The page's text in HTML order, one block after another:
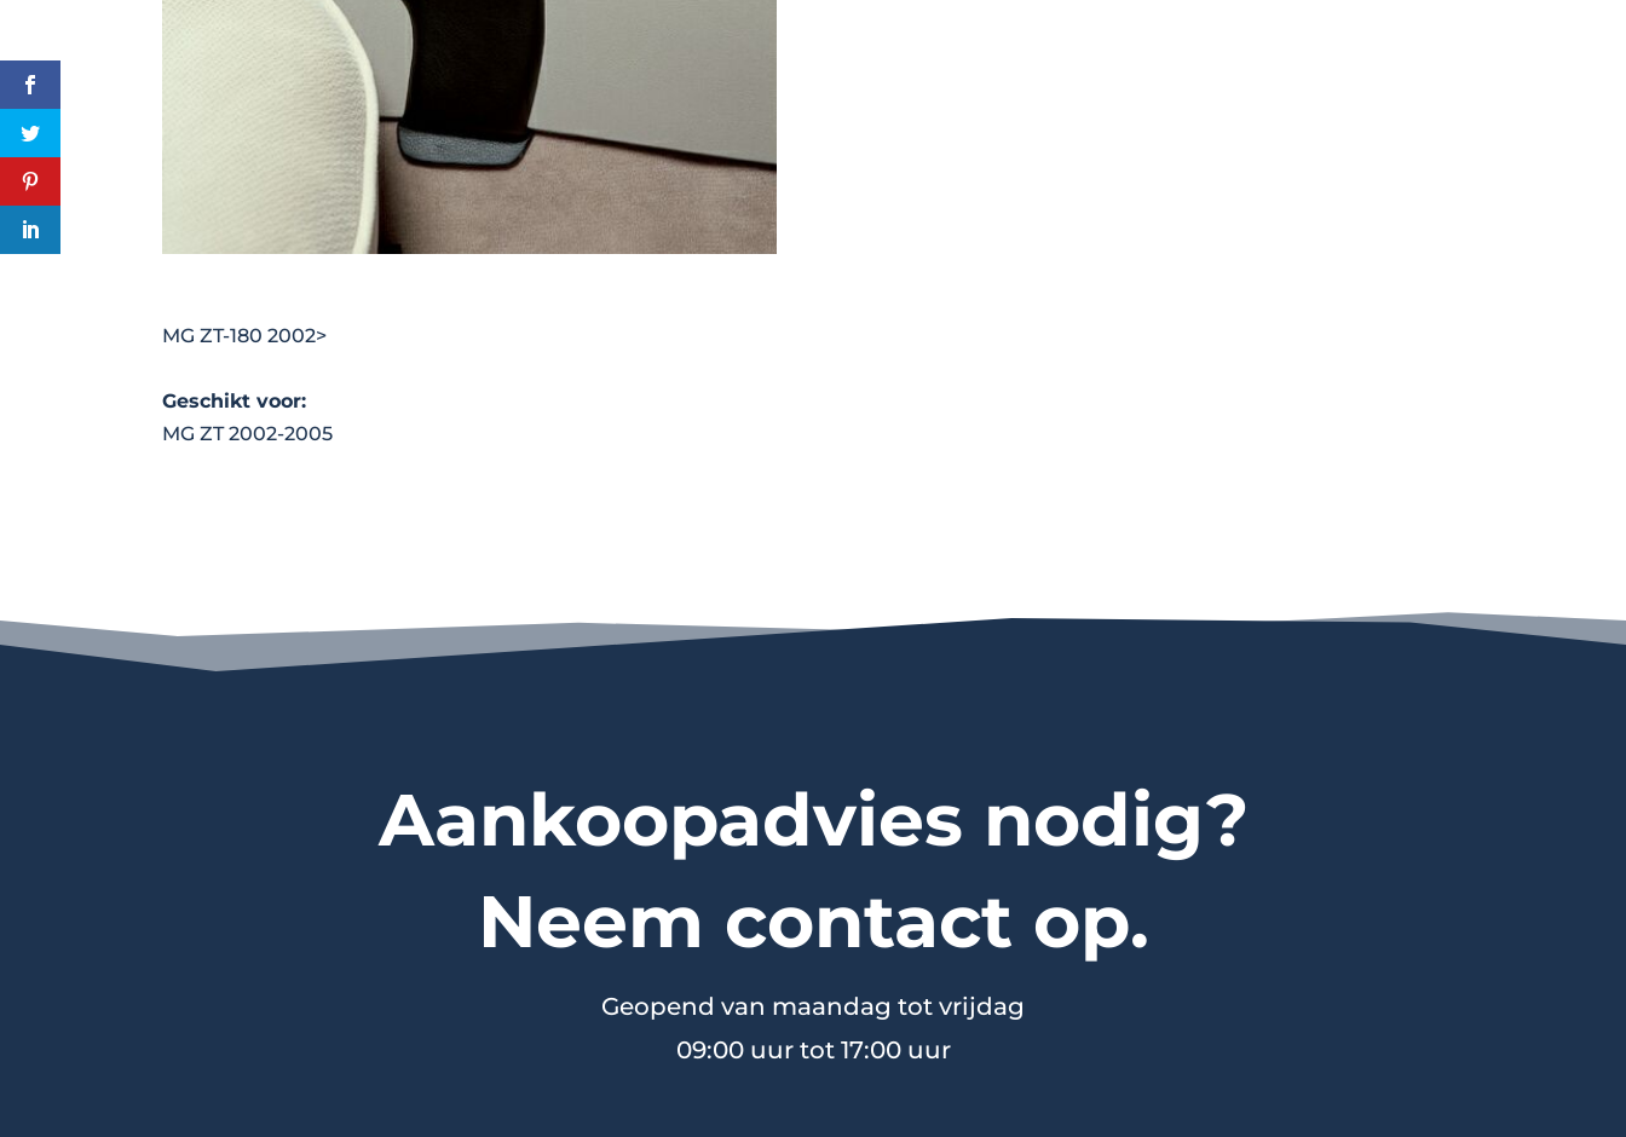
MG ZT-180 2002>
Geschikt voor:
MG ZT 2002-2005
Aankoopadvies nodig?
Neem contact op.
Geopend van maandag tot vrijdag
09:00 uur tot 17:00 uur